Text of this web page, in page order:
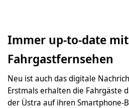
Immer up-to-date
Fahrgastfernsehen
Neu ist auch das digitale
Erstmals erhalten die Fahrgäste
der Üstra auf ihren Smartphone-